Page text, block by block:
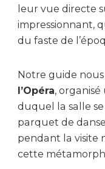
leur vue directe
impressionnant,
du faste de
Notre guide
l’Opéra,
duquel la salle
parquet de
pendant la visite
cette